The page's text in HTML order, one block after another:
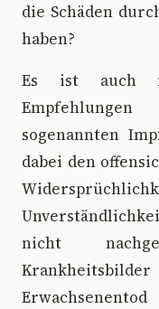
die Schäden
haben?
Es ist auch
sogenannten
dabei den
nicht